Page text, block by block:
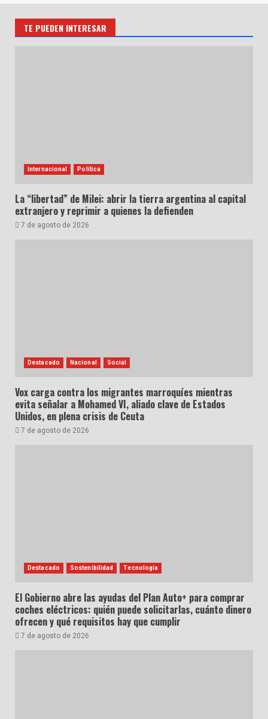
TE PUEDEN INTERESAR
Internacional Política
La “libertad” de Milei: abrir la tierra argentina al capital
extranjero y reprimir a quienes la defienden
7 de agosto de 2026
Destacado Nacional Social
Vox carga contra los migrantes marroquíes mientras
evita señalar a Mohamed VI, aliado clave de Estados
Unidos, en plena crisis de Ceuta
7 de agosto de 2026
Destacado Sostenibilidad Tecnología
El Gobierno abre las ayudas del Plan Auto+ para comprar
coches eléctricos: quién puede solicitarlas, cuánto dinero
ofrecen y qué requisitos hay que cumplir
7 de agosto de 2026